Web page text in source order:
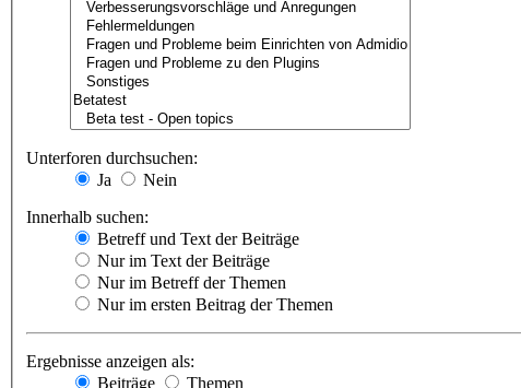
Unterforen durchsuchen:
Ja
Nein
Innerhalb suchen:
Betreff und Text der Beiträge
Nur im Text der Beiträge
Nur im Betreff der Themen
Nur im ersten Beitrag der Themen
Ergebnisse anzeigen als:
Beiträge
Themen